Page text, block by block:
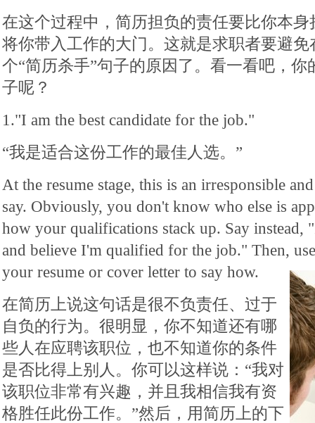
在这个过程中，简历担负的责任要比你本
将你带入工作的大门。这就是求职者要避
个“简历杀手”句子的原因了。看一看吧，
子呢？
1."I am the best candidate for the job."
“我是适合这份工作的最佳人选。”
At the resume stage, this is an irresponsible
say. Obviously, you don't know who else is
how your qualifications stack up. Say instead,
and believe I'm qualified for the job." Then,
your resume or cover letter to say how.
在简历上说这句话是很不负责任、过于
自负的行为。很明显，你不知道还有哪
些人在应聘该职位，也不知道你的条件
是否比得上别人。你可以这样说：“我对
该职位非常有兴趣，并且我相信我有资
格胜任此份工作。”然后，用简历上的下